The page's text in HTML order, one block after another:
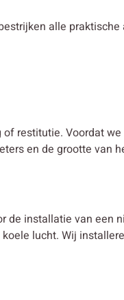
alle
restitutie. Voordat
en de grootte van
de installatie van een
lucht. Wij